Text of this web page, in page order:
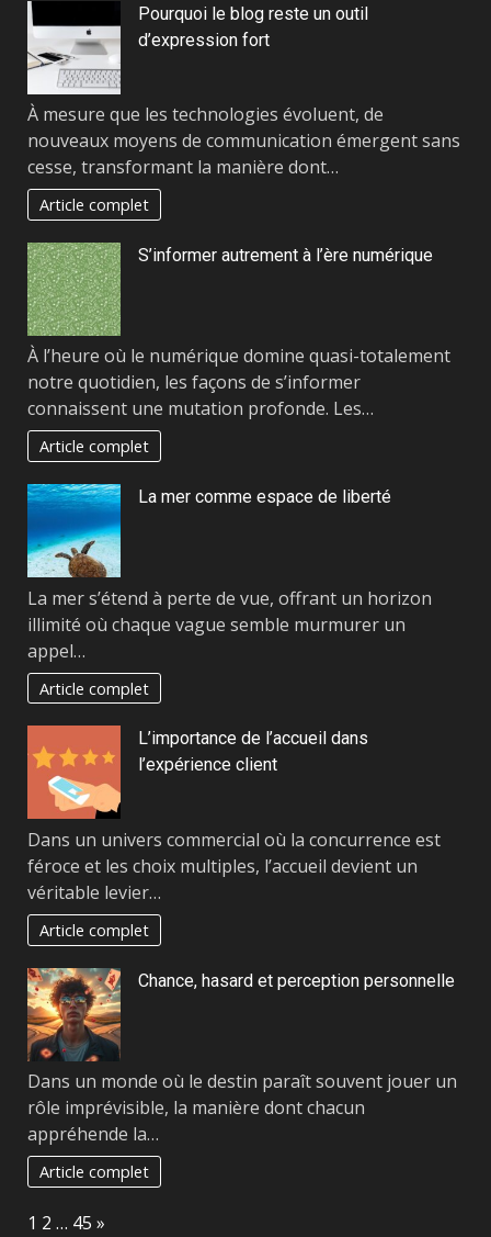
Pourquoi le blog reste un outil
d’expression fort
À mesure que les technologies évoluent, de
nouveaux moyens de communication émergent sans
cesse, transformant la manière dont…
Article complet
S’informer autrement à l’ère numérique
À l’heure où le numérique domine quasi-totalement
notre quotidien, les façons de s’informer
connaissent une mutation profonde. Les…
Article complet
La mer comme espace de liberté
La mer s’étend à perte de vue, offrant un horizon
illimité où chaque vague semble murmurer un
appel…
Article complet
L’importance de l’accueil dans
l’expérience client
Dans un univers commercial où la concurrence est
féroce et les choix multiples, l’accueil devient un
véritable levier…
Article complet
Chance, hasard et perception personnelle
Dans un monde où le destin paraît souvent jouer un
rôle imprévisible, la manière dont chacun
appréhende la…
Article complet
Page:
1 2 … 45 Next
»